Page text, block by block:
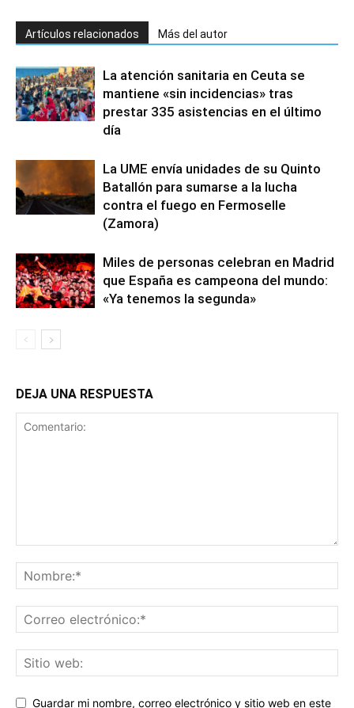
Artículos relacionados Más del autor
La atención sanitaria en Ceuta se
mantiene «sin incidencias» tras
prestar 335 asistencias en el último
día
La UME envía unidades de su Quinto
Batallón para sumarse a la lucha
contra el fuego en Fermoselle
(Zamora)
Miles de personas celebran en Madrid
que España es campeona del mundo:
«Ya tenemos la segunda»
DEJA UNA RESPUESTA
Guardar mi nombre, correo electrónico y sitio web en este